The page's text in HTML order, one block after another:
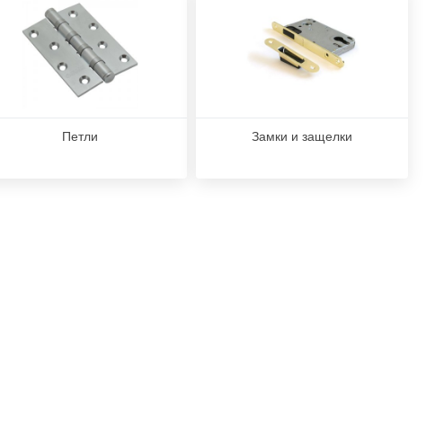
Петли Замки и защелки